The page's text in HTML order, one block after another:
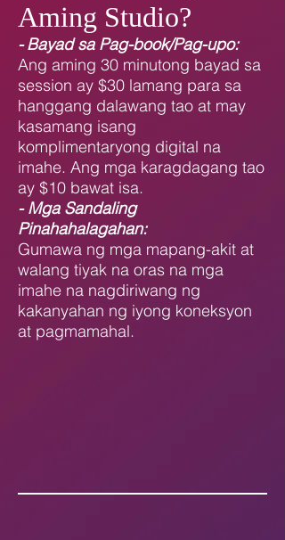
Aming Studio?
- Bayad sa Pag-book/Pag-upo:
Ang aming 30 minutong bayad sa
session ay $30 lamang para sa
hanggang dalawang tao at may
kasamang isang
komplimentaryong digital na
imahe. Ang mga karagdagang tao
ay $10 bawat isa.
- Mga Sandaling
Pinahahalagahan:
Gumawa ng mga mapang-akit at
walang tiyak na oras na mga
imahe na nagdiriwang ng
kakanyahan ng iyong koneksyon
at pagmamahal.